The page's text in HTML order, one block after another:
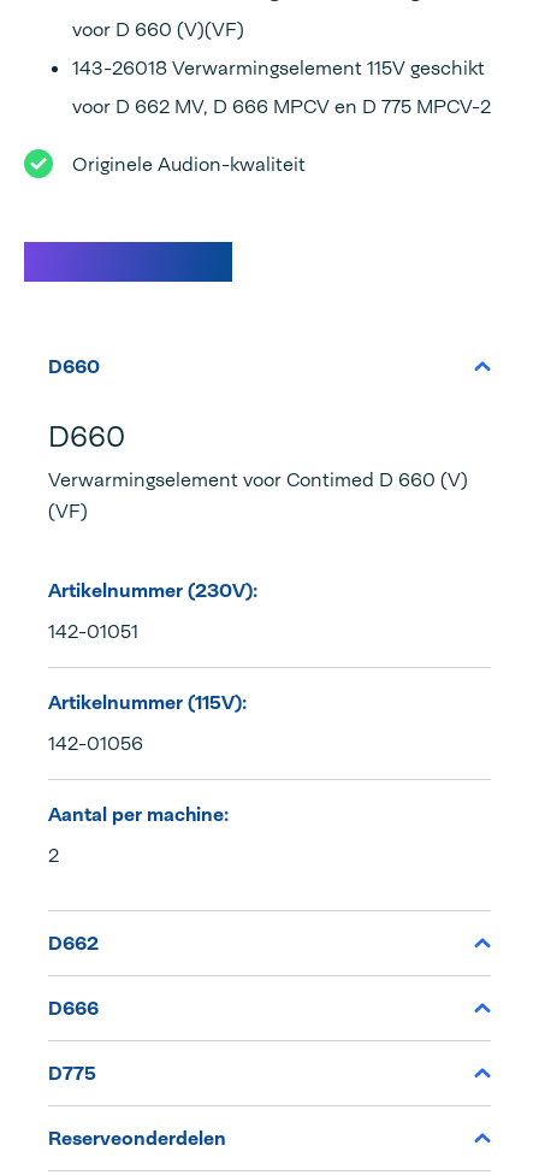
voor D 660 (V)(VF)
143-26018 Verwarmingselement 115V geschikt
voor D 662 MV, D 666 MPCV en D 775 MPCV-2
Originele Audion-kwaliteit
D660
D660
Verwarmingselement voor Contimed D 660 (V)
(VF)
Artikelnummer (230V):
142-01051
Artikelnummer (115V):
142-01056
Aantal per machine:
2
D662
D666
D775
Reserveonderdelen